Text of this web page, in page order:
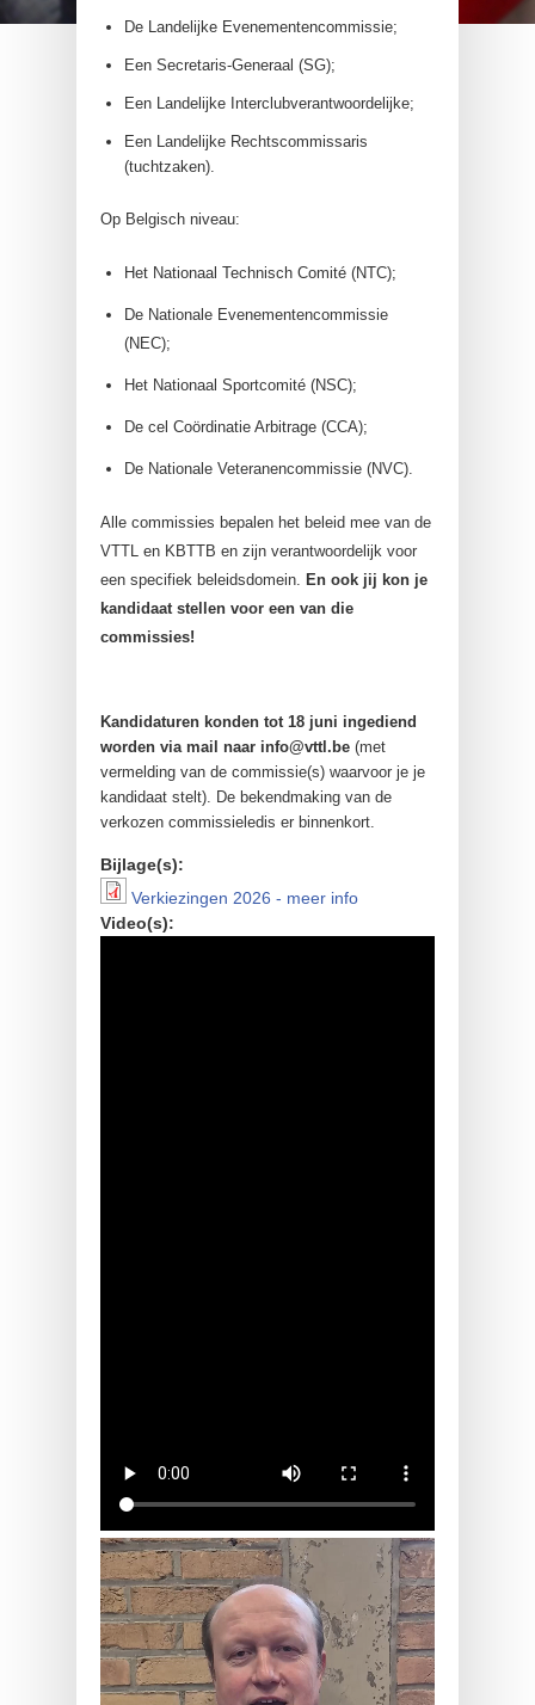
De Landelijke Evenementencommissie;
Een Secretaris-Generaal (SG);
Een Landelijke Interclubverantwoordelijke;
Een Landelijke Rechtscommissaris
(tuchtzaken).
Op Belgisch niveau:
Het Nationaal Technisch Comité (NTC);
De Nationale Evenementencommissie
(NEC);
Het Nationaal Sportcomité (NSC);
De cel Coördinatie Arbitrage (CCA);
De Nationale Veteranencommissie (NVC).
Alle commissies bepalen het beleid mee van de
VTTL en KBTTB en zijn verantwoordelijk voor
een specifiek beleidsdomein. En ook jij kon je
kandidaat stellen voor een van die
commissies!
Kandidaturen konden tot 18 juni ingediend
worden via mail naar info@vttl.be (met
vermelding van de commissie(s) waarvoor je je
kandidaat stelt). De bekendmaking van de
verkozen commissieledis er binnenkort.
Bijlage(s):
Verkiezingen 2026 - meer
Verkiezingen 2026 - meer info
Video(s):
Verkiezingen 2026 VTTL
TeCo Jo Willems.mp4